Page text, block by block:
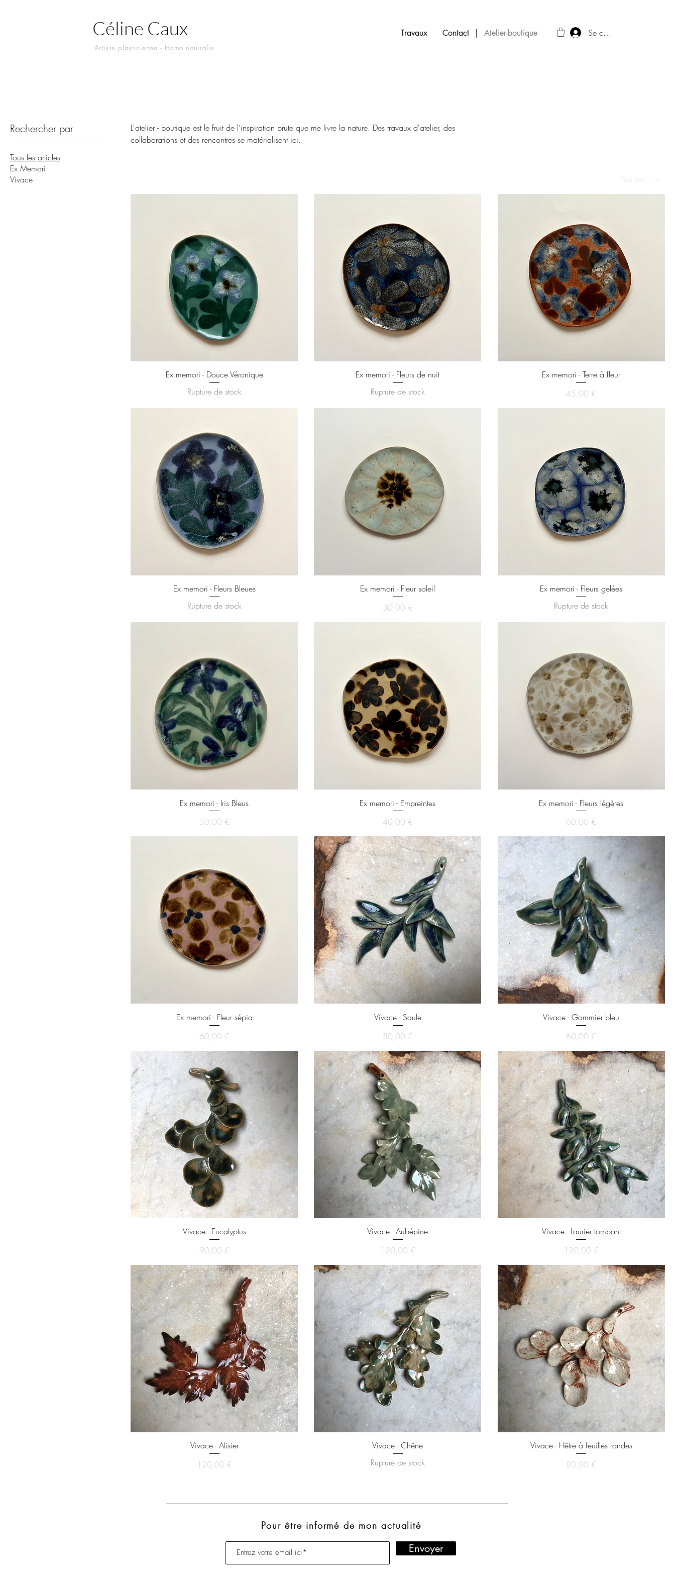
Céline Caux Travaux Contact Atelier-boutique Se connecter
Artiste plasticienne - Homo naturalis
Rechercher par
Tous les articles
Ex Memori
Vivace
L'atelier - boutique est le fruit de l'inspiration brute que me livre la nature. Des travaux d'atelier, des
collaborations et des rencontres se matérialisent ici.
Ex memori - Douce Véronique
Rupture de stock
Ex memori - Fleurs de nuit
Rupture de stock
Ex memori - Terre à fleur
Prix
45,00 €
Ex memori - Fleurs Bleues
Rupture de stock
Ex memori - Fleur soleil
Prix
30,00 €
Ex memori - Fleurs gelées
Rupture de stock
Ex memori - Iris Bleus
Prix
50,00 €
Ex memori - Empreintes
Prix
40,00 €
Ex memori - Fleurs légères
Prix
60,00 €
Ex memori - Fleur sépia
Prix
60,00 €
Vivace - Saule
Prix
80,00 €
Vivace - Gommier bleu
Prix
60,00 €
Vivace - Eucalyptus
Prix
90,00 €
Vivace - Aubépine
Prix
120,00 €
Vivace - Laurier tombant
Prix
120,00 €
Vivace - Alisier
Prix
120,00 €
Vivace - Chêne
Rupture de stock
Vivace - Hêtre à feuilles rondes
Prix
80,00 €
Pour être informé de mon actualité
Envoyer